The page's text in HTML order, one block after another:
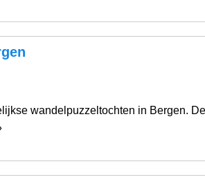
wandelpuzzeltochten in Bergen.